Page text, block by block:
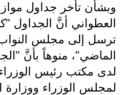
العطواني أنَّ الجداول
ترسل إلى مجلس النواب
الماضي"، منوهاً بأنَّ
لدى مكتب رئيس الوزراء
لمجلس الوزراء ووزارة